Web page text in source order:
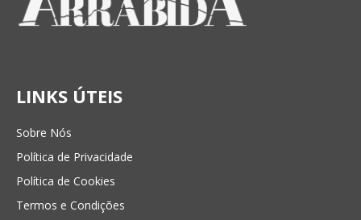
LINKS ÚTEIS
Sobre Nós
Política de Privacidade
Política de Cookies
Termos e Condições